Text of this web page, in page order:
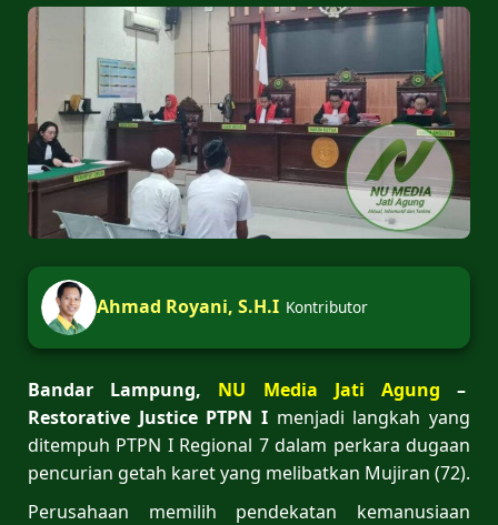
Ahmad Royani, S.H.I Kontributor
Bandar Lampung, NU Media Jati Agung –
Restorative Justice PTPN I menjadi langkah yang
ditempuh PTPN I Regional 7 dalam perkara dugaan
pencurian getah karet yang melibatkan Mujiran (72).
Perusahaan memilih pendekatan kemanusiaan